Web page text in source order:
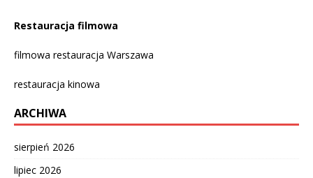
Restauracja filmowa
filmowa restauracja Warszawa
restauracja kinowa
ARCHIWA
sierpień 2026
lipiec 2026